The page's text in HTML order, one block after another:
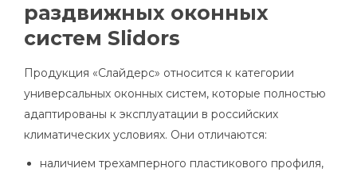
раздвижных оконных
систем Slidors
Продукция «Слайдерс» относится к категории
универсальных оконных систем, которые полностью
адаптированы к эксплуатации в российских
климатических условиях. Они отличаются:
наличием трехамперного пластикового профиля,